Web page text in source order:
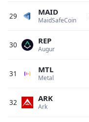
29 MaidSafeCoin
MAID
30 Augur
REP
31 Metal
MTL
32 Ark
ARK